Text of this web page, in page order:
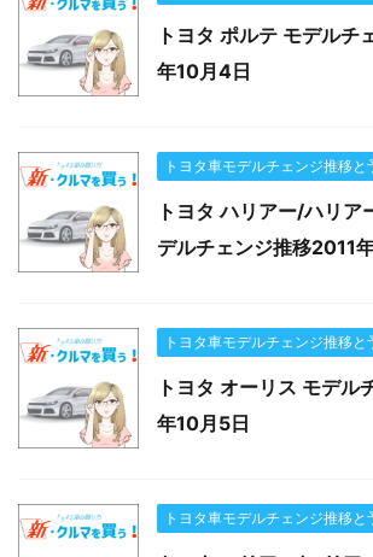
トヨタ ポルテ モデルチ
年10月4日
トヨタ車モデルチェンジ推移と
トヨタ ハリアー/ハリア
デルチェンジ推移2011
トヨタ車モデルチェンジ推移と
トヨタ オーリス モデル
年10月5日
トヨタ車モデルチェンジ推移と